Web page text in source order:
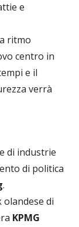
e
ritmo
centro in
e il
verrà
di industrie
di politica
.
di
KPMG